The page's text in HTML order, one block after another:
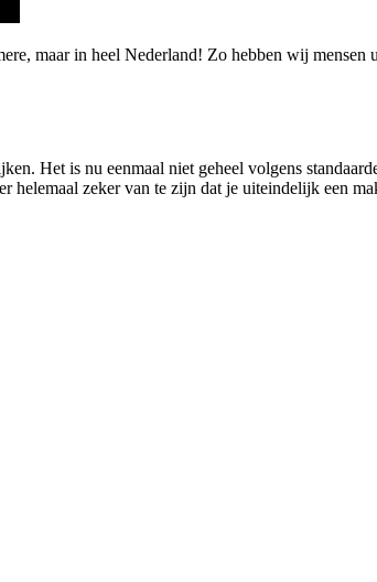
maar in heel Nederland! Zo hebben wij
Het is nu eenmaal niet geheel volgens
helemaal zeker van te zijn dat je uiteindelijk een